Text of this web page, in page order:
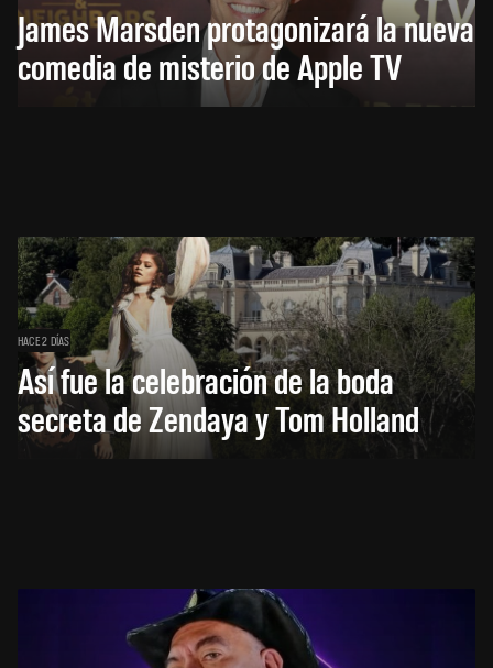
James Marsden protagonizará la nueva
comedia de misterio de Apple TV
HACE 2 DÍAS
Así fue la celebración de la boda
secreta de Zendaya y Tom Holland